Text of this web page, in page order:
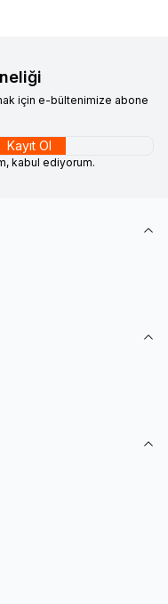
için e-bültenimize abone
Kayıt Ol
kabul ediyorum.